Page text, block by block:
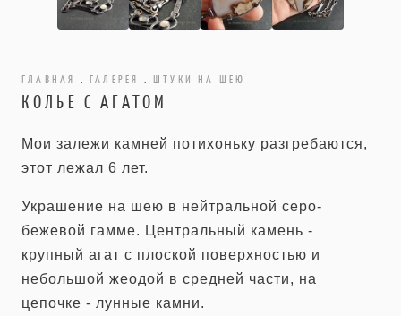
ГЛАВНАЯ .ГАЛЕРЕЯ .ШТУКИ НА ШЕЮ
КОЛЬЕ С АГАТОМ
Мои залежи камней потихоньку разгребаются,
этот лежал 6 лет.
Украшение на шею в нейтральной серо-
бежевой гамме. Центральный камень -
крупный агат с плоской поверхностью и
небольшой жеодой в средней части, на
цепочке - лунные камни.